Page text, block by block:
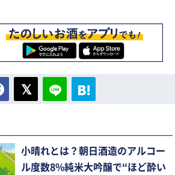
小晴れとは？朝日酒造のアルコー
ル度数8%純米大吟醸で“ほど酔い